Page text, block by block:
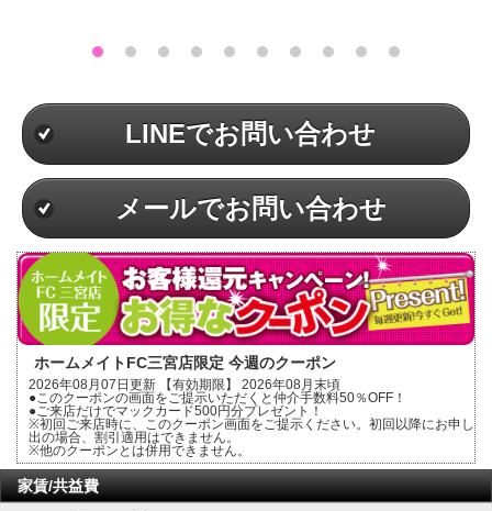
LINEでお問い合わせ
メールでお問い合わせ
ホームメイトFC三宮店限定 今週のクーポン
2026年08月07日更新 【有効期限】 2026年08月末頃
●このクーポンの画面をご提示いただくと仲介手数料50％OFF！
●ご来店だけでマックカード500円分プレゼント！
※初回ご来店時に、このクーポン画面をご提示ください。初回以降にお申し
出の場合、割引適用はできません。
※他のクーポンとは併用できません。
家賃/共益費